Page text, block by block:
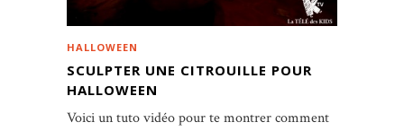
HALLOWEEN
SCULPTER UNE CITROUILLE POUR
HALLOWEEN
Voici un tuto vidéo pour te montrer comment